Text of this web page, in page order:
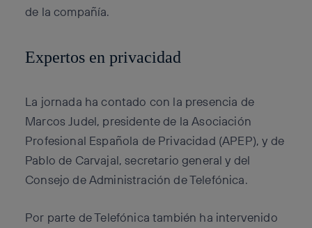
de la compañía.
Expertos en privacidad
La jornada ha contado con la presencia de
Marcos Judel, presidente de la Asociación
Profesional Española de Privacidad (APEP), y de
Pablo de Carvajal, secretario general y del
Consejo de Administración de Telefónica.
Por parte de Telefónica también ha intervenido